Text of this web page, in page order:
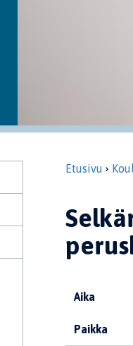
Etusivu
Aika
Paikka